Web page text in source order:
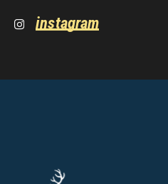
instagram